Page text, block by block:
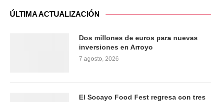
ÚLTIMA ACTUALIZACIÓN
Dos millones de euros para nuevas
inversiones en Arroyo
7 agosto, 2026
El Socayo Food Fest regresa con tres